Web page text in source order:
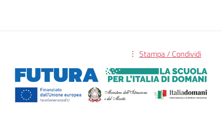
Stampa / Condividi